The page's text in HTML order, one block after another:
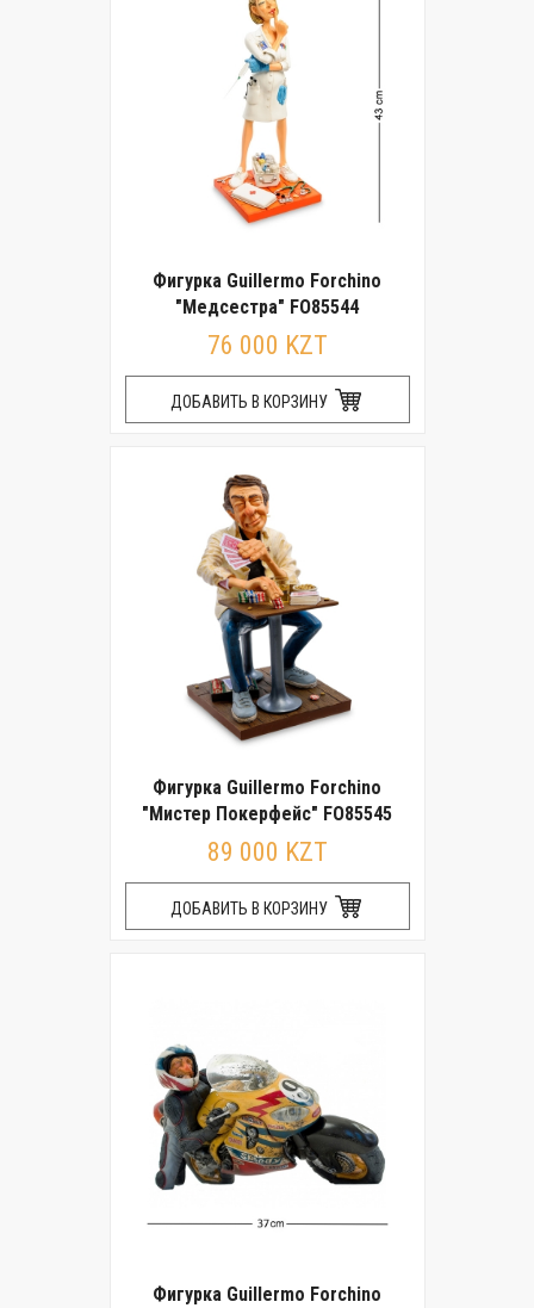
Фигурка Guillermo Forchino
"Медсестра" FO85544
76 000 KZT
ДОБАВИТЬ В КОРЗИНУ
Фигурка Guillermo Forchino
"Мистер Покерфейс" FO85545
89 000 KZT
ДОБАВИТЬ В КОРЗИНУ
Фигурка Guillermo Forchino